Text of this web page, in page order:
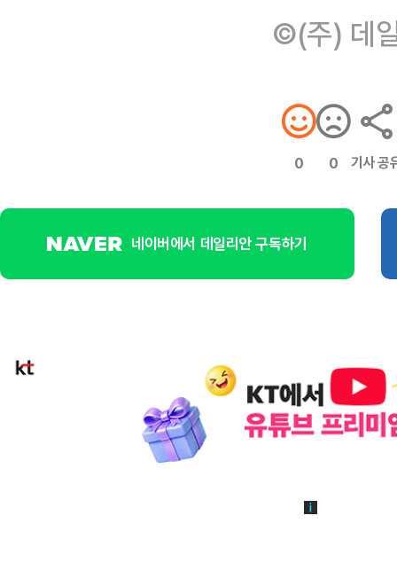
©(주) 데
0 0 기사 공
네이버에서 데일리안 구독하기